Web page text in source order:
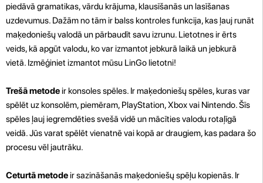
piedāvā gramatikas, vārdu krājuma, klausīšanās un lasīšanas
uzdevumus. Dažām no tām ir balss kontroles funkcija, kas ļauj runāt
maķedoniešų valodā un pārbaudīt savu izrunu. Lietotnes ir ērts
veids, kā apgūt valodu, ko var izmantot jebkurā laikā un jebkurā
vietā. Izmēģiniet izmantot mūsu LinGo lietotni!
Trešā metodeir konsoles spēles. Ir maķedoniešų spēles, kuras var
spēlēt uz konsolēm, piemēram, PlayStation, Xbox vai Nintendo. Šīs
spēles ļauj iegremdēties svešā vidē un mācīties valodu rotaļīgā
veidā. Jūs varat spēlēt vienatnē vai kopā ar draugiem, kas padara šo
procesu vēl jautrāku.
Ceturtā metodeir sazināšanās maķedoniešų spēļu kopienās. Ir